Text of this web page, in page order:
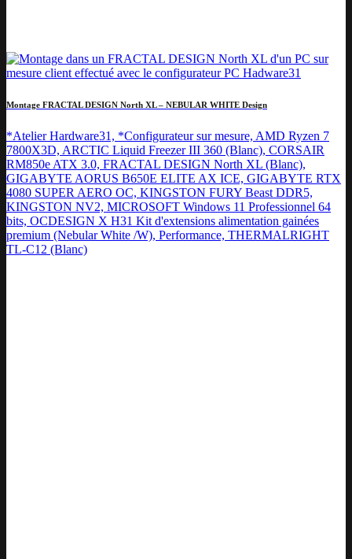
Montage FRACTAL DESIGN North XL – NEBULAR WHITE Design
*Atelier Hardware31, *Configurateur sur mesure, AMD Ryzen 7
7800X3D, ARCTIC Liquid Freezer III 360 (Blanc), CORSAIR
RM850e ATX 3.0, FRACTAL DESIGN North XL (Blanc),
GIGABYTE AORUS B650E ELITE AX ICE, GIGABYTE RTX
4080 SUPER AERO OC, KINGSTON FURY Beast DDR5,
KINGSTON NV2, MICROSOFT Windows 11 Professionnel 64
bits, OCDESIGN X H31 Kit d'extensions alimentation gainées
premium (Nebular White /W), Performance, THERMALRIGHT
TL-C12 (Blanc)